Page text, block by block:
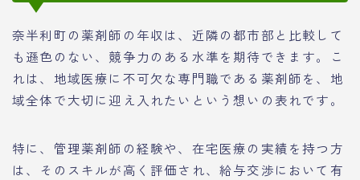
奈半利町の薬剤師の年収は、近隣の都市部と比較して
も遜色のない、競争力のある水準を期待できます。こ
れは、地域医療に不可欠な専門職である薬剤師を、地
域全体で大切に迎え入れたいという想いの表れです。
特に、管理薬剤師の経験や、在宅医療の実績を持つ方
は、そのスキルが高く評価され、給与交渉において有